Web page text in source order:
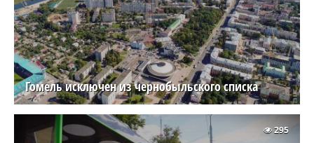
Гомель исключен из чернобыльского списка
295